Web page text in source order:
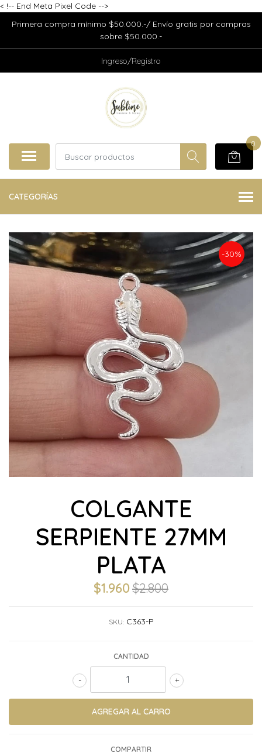
< !-- End Meta Pixel Code -->
Primera compra mínimo $50.000.-/ Envío gratis por compras
sobre $50.000.-
Ingreso/Registro
0
CATEGORÍAS
-30%
COLGANTE
SERPIENTE 27MM
PLATA
$1.960$2.800
SKU: C363-P
CANTIDAD
+
-
COMPARTIR